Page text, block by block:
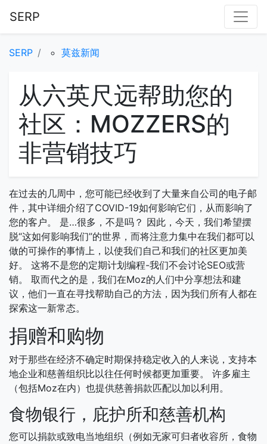
SERP
SERP 莫兹新闻
从六英尺远帮助您的
社区：MOZZERS的
非营销技巧
在过去的几周中，您可能已经收到了大量来自公司的电子邮
件，其中详细介绍了COVID-19如何影响它们，从而影响了
您的客户。 是…很多，不是吗？ 因此，今天，我们希望摆
脱“这如何影响我们”的世界，而将注意力集中在我们都可以
做的可操作的事情上，以使我们自己和我们的社区更加美
好。 这将不是您的定期计划编程-我们不会讨论SEO或营
销。 取而代之的是，我们在Moz的人们中分享想法和建
议，他们一直在寻找帮助自己的方法，因为我们所有人都在
探索这一新常态。
捐赠和购物
对于那些在经济不确定时期保持稳定收入的人来说，支持本
地企业和慈善组织比以往任何时候都更加重要。 许多雇主
（包括Moz在内）也提供慈善捐款匹配以加以利用。
食物银行，庇护所和慈善机构
您可以捐款或致电当地组织（例如无家可归者收容所，食物